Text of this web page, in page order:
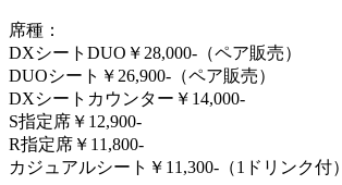
席種：
DXシートDUO￥28,000-（ペア販売）
DUOシート￥26,900-（ペア販売）
DXシートカウンター￥14,000-
S指定席￥12,900-
R指定席￥11,800-
カジュアルシート￥11,300-（1ドリンク付）